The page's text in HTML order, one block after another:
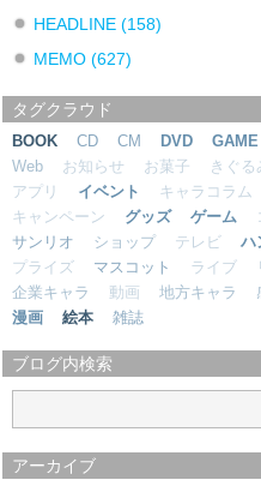
HEADLINE (158)
MEMO (627)
タグクラウド
BOOK CD CM DVD GAME
Web
お知らせ お菓子 きぐる
アプリ
イベント キャラコラム
キャンペーン
グッズ ゲーム
サンリオ
ショップ テレビ ハ
プライズ
マスコット ライブ
企業キャラ
動画 地方キャラ
漫画
絵本 雑誌
ブログ内検索
アーカイブ